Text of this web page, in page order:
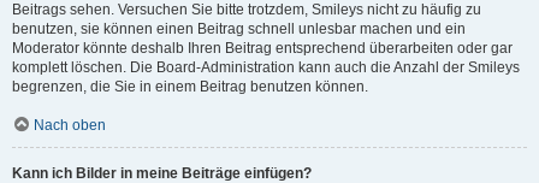
Beitrags sehen. Versuchen Sie bitte trotzdem, Smileys nicht zu häufig zu
benutzen, sie können einen Beitrag schnell unlesbar machen und ein
Moderator könnte deshalb Ihren Beitrag entsprechend überarbeiten oder gar
komplett löschen. Die Board-Administration kann auch die Anzahl der Smileys
begrenzen, die Sie in einem Beitrag benutzen können.
Nach oben
Kann ich Bilder in meine Beiträge einfügen?